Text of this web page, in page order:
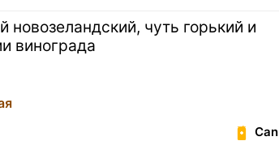
новозеландский, чуть горький и
винограда
Can